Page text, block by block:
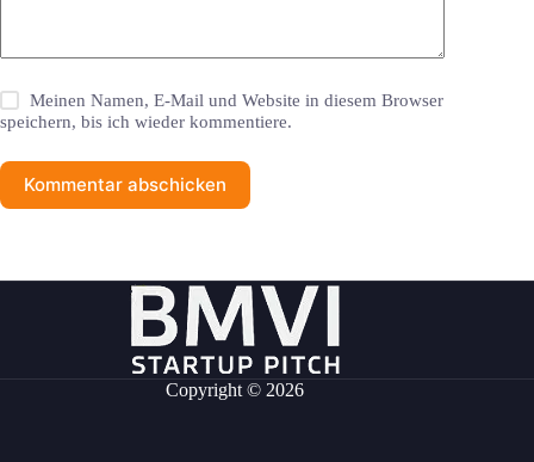
Meinen Namen, E-Mail und Website in diesem Browser
speichern, bis ich wieder kommentiere.
Kommentar abschicken
Copyright © 2026